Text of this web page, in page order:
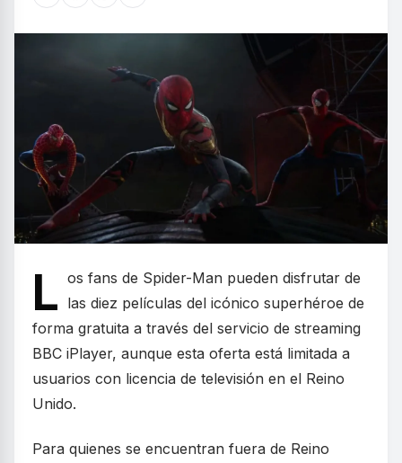
L os fans de Spider-Man pueden disfrutar de
las diez películas del icónico superhéroe de
forma gratuita a través del servicio de streaming
BBC iPlayer, aunque esta oferta está limitada a
usuarios con licencia de televisión en el Reino
Unido.
Para quienes se encuentran fuera de Reino